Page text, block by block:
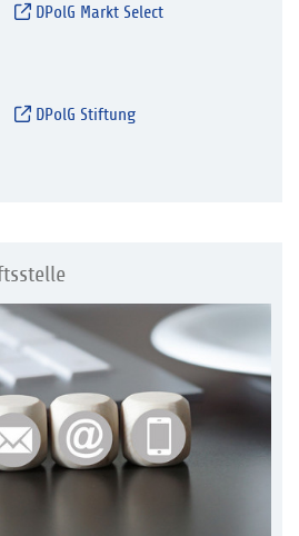
DPolG Markt Select
DPolG Stiftung